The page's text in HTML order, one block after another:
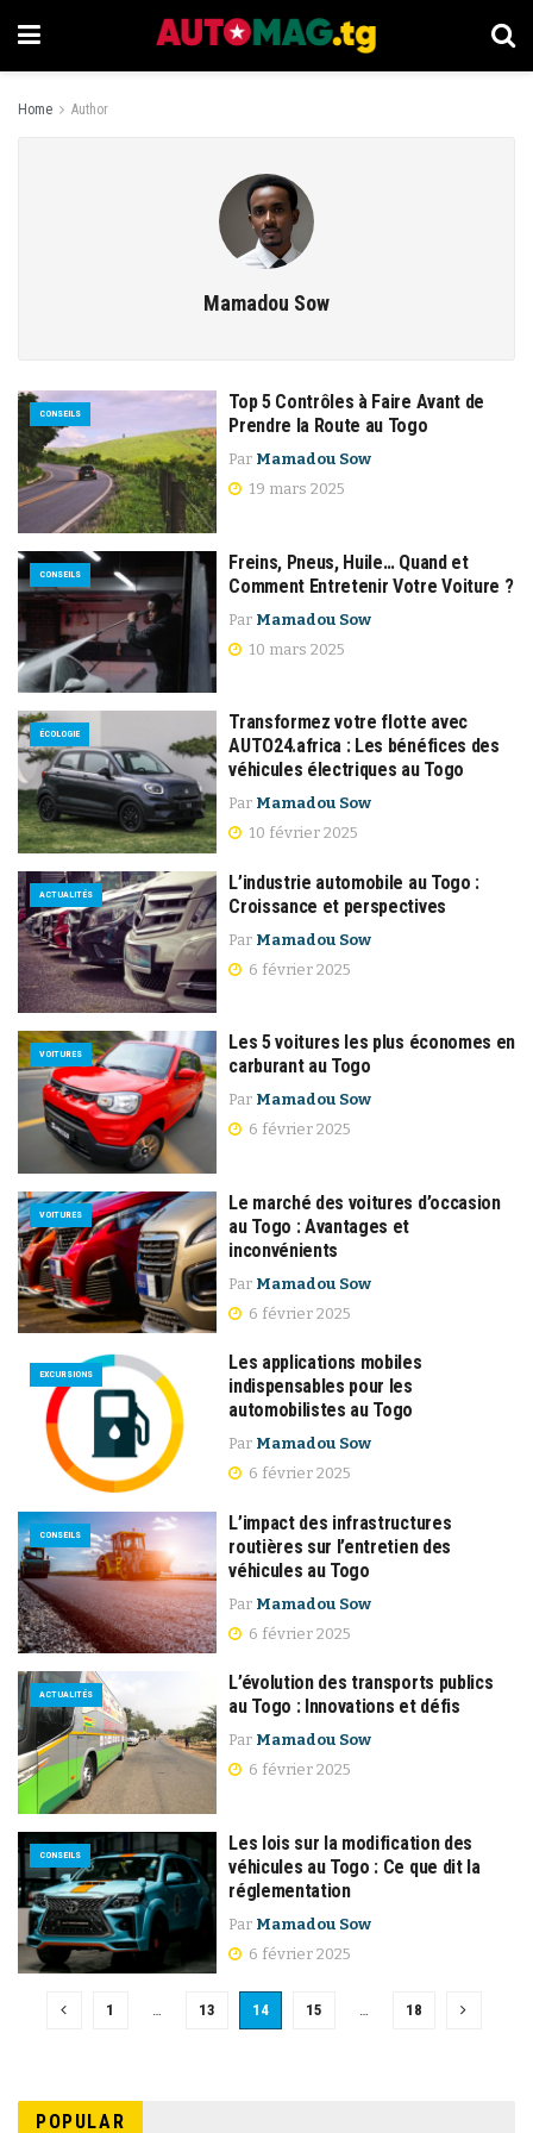
Home Author
Mamadou Sow
CONSEILS
Top 5 Contrôles à Faire Avant de
Prendre la Route au Togo
Par Mamadou Sow
19 mars 2025
CONSEILS
Freins, Pneus, Huile… Quand et
Comment Entretenir Votre Voiture ?
Par Mamadou Sow
10 mars 2025
ÉCOLOGIE
Transformez votre flotte avec
AUTO24.africa : Les bénéfices des
véhicules électriques au Togo
Par Mamadou Sow
10 février 2025
ACTUALITÉS
L’industrie automobile au Togo :
Croissance et perspectives
Par Mamadou Sow
6 février 2025
VOITURES
Les 5 voitures les plus économes en
carburant au Togo
Par Mamadou Sow
6 février 2025
VOITURES
Le marché des voitures d’occasion
au Togo : Avantages et
inconvénients
Par Mamadou Sow
6 février 2025
EXCURSIONS
Les applications mobiles
indispensables pour les
automobilistes au Togo
Par Mamadou Sow
6 février 2025
CONSEILS
L’impact des infrastructures
routières sur l’entretien des
véhicules au Togo
Par Mamadou Sow
6 février 2025
ACTUALITÉS
L’évolution des transports publics
au Togo : Innovations et défis
Par Mamadou Sow
6 février 2025
CONSEILS
Les lois sur la modification des
véhicules au Togo : Ce que dit la
réglementation
Par Mamadou Sow
6 février 2025
1 … 13 14 15 … 18
POPULAR